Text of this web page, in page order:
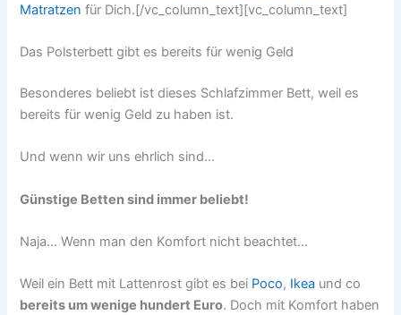
Matratzen für Dich.[/vc_column_text][vc_column_text]
Das Polsterbett gibt es bereits für wenig Geld
Besonderes beliebt ist dieses Schlafzimmer Bett, weil es
bereits für wenig Geld zu haben ist.
Und wenn wir uns ehrlich sind…
Günstige Betten sind immer beliebt!
Naja… Wenn man den Komfort nicht beachtet…
Weil ein Bett mit Lattenrost gibt es bei Poco, Ikea und co
bereits um wenige hundert Euro. Doch mit Komfort haben